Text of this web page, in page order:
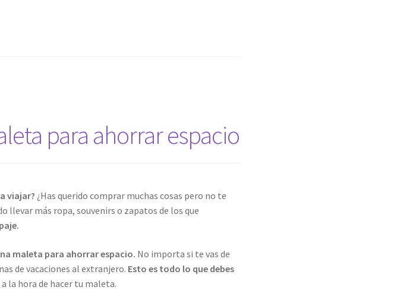
para ahorrar espacio
viajar? ¿Has querido comprar muchas cosas pero no te
llevar más ropa, souvenirs o zapatos de los que
maleta para ahorrar espacio. No importa si te vas de
de vacaciones al extranjero. Esto es todo lo que debes
a la hora de hacer tu maleta.